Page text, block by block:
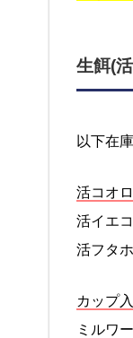
生餌(
以下在
活コオ
活イエ
活フタ
カップ
ミルワ